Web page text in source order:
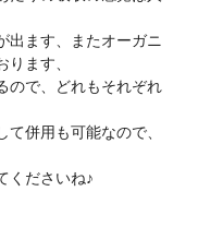
出ます、またオーガニ
ます、
ので、どれもそれぞれ
併用も可能なので、
くださいね♪